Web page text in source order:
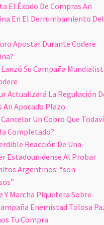
El Éxodo De Compras An
En El Derrumbamiento Del
Apostar Durante Codere
Su Campaña
Actualizará La Regulación
An Apocado Plazo
Un Cobro Que
Completado?
Reacción De Una
Estadounidense Al Probar
Argentinos: “son
Y Marcha Piquetera Sobre
Enemistad Tolosa
Tu Compra